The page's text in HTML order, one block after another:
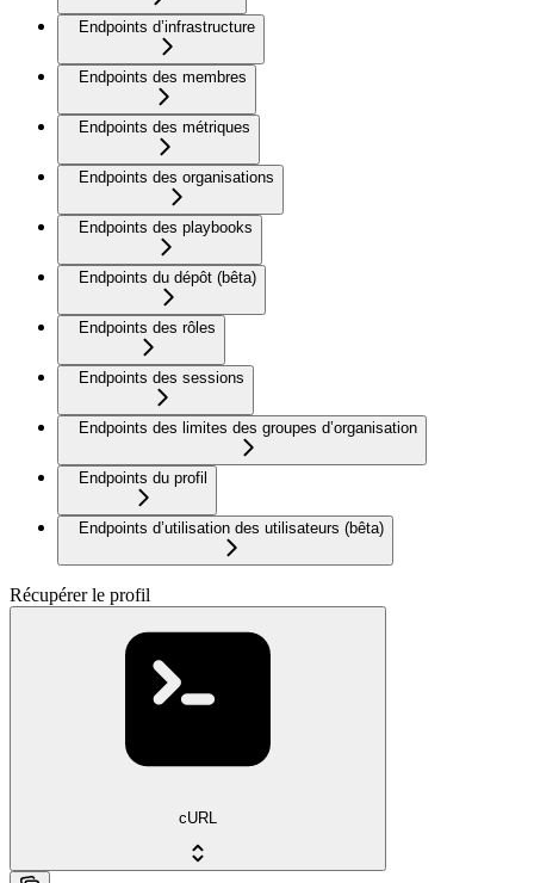
Endpoints d’infrastructure
Endpoints des membres
Endpoints des métriques
Endpoints des organisations
Endpoints des playbooks
Endpoints du dépôt (bêta)
Endpoints des rôles
Endpoints des sessions
Endpoints des limites des groupes d’organisation
Endpoints du profil
Endpoints d’utilisation des utilisateurs (bêta)
Récupérer le profil
cURL